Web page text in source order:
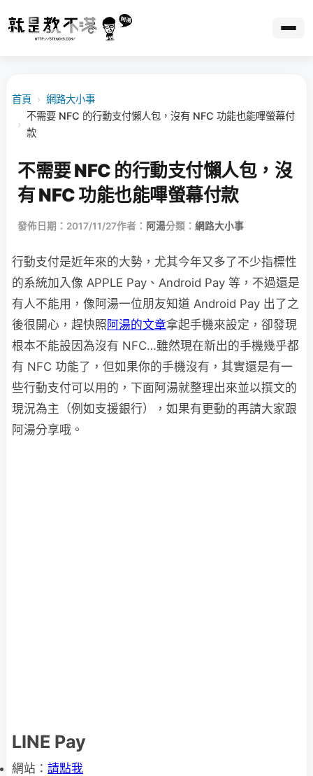
首頁 › 網路大小事
›
不需要 NFC 的行動支付懶人包，沒有 NFC 功能也能嗶螢幕付
款
不需要 NFC 的行動支付懶人包，沒
有 NFC 功能也能嗶螢幕付款
發佈日期：2017/11/27作者： 阿湯分類： 網路大小事
行動支付是近年來的大勢，尤其今年又多了不少指標性
的系統加入像 APPLE Pay、Android Pay 等，不過還是
有人不能用，像阿湯一位朋友知道 Android Pay 出了之
後很開心，趕快照 阿湯的文章拿起手機來設定，卻發現
根本不能設因為沒有 NFC…雖然現在新出的手機幾乎都
有 NFC 功能了，但如果你的手機沒有，其實還是有一
些行動支付可以用的，下面阿湯就整理出來並以撰文的
現況為主（例如支援銀行），如果有更動的再請大家跟
阿湯分享哦。
LINE Pay
網站： 請點我